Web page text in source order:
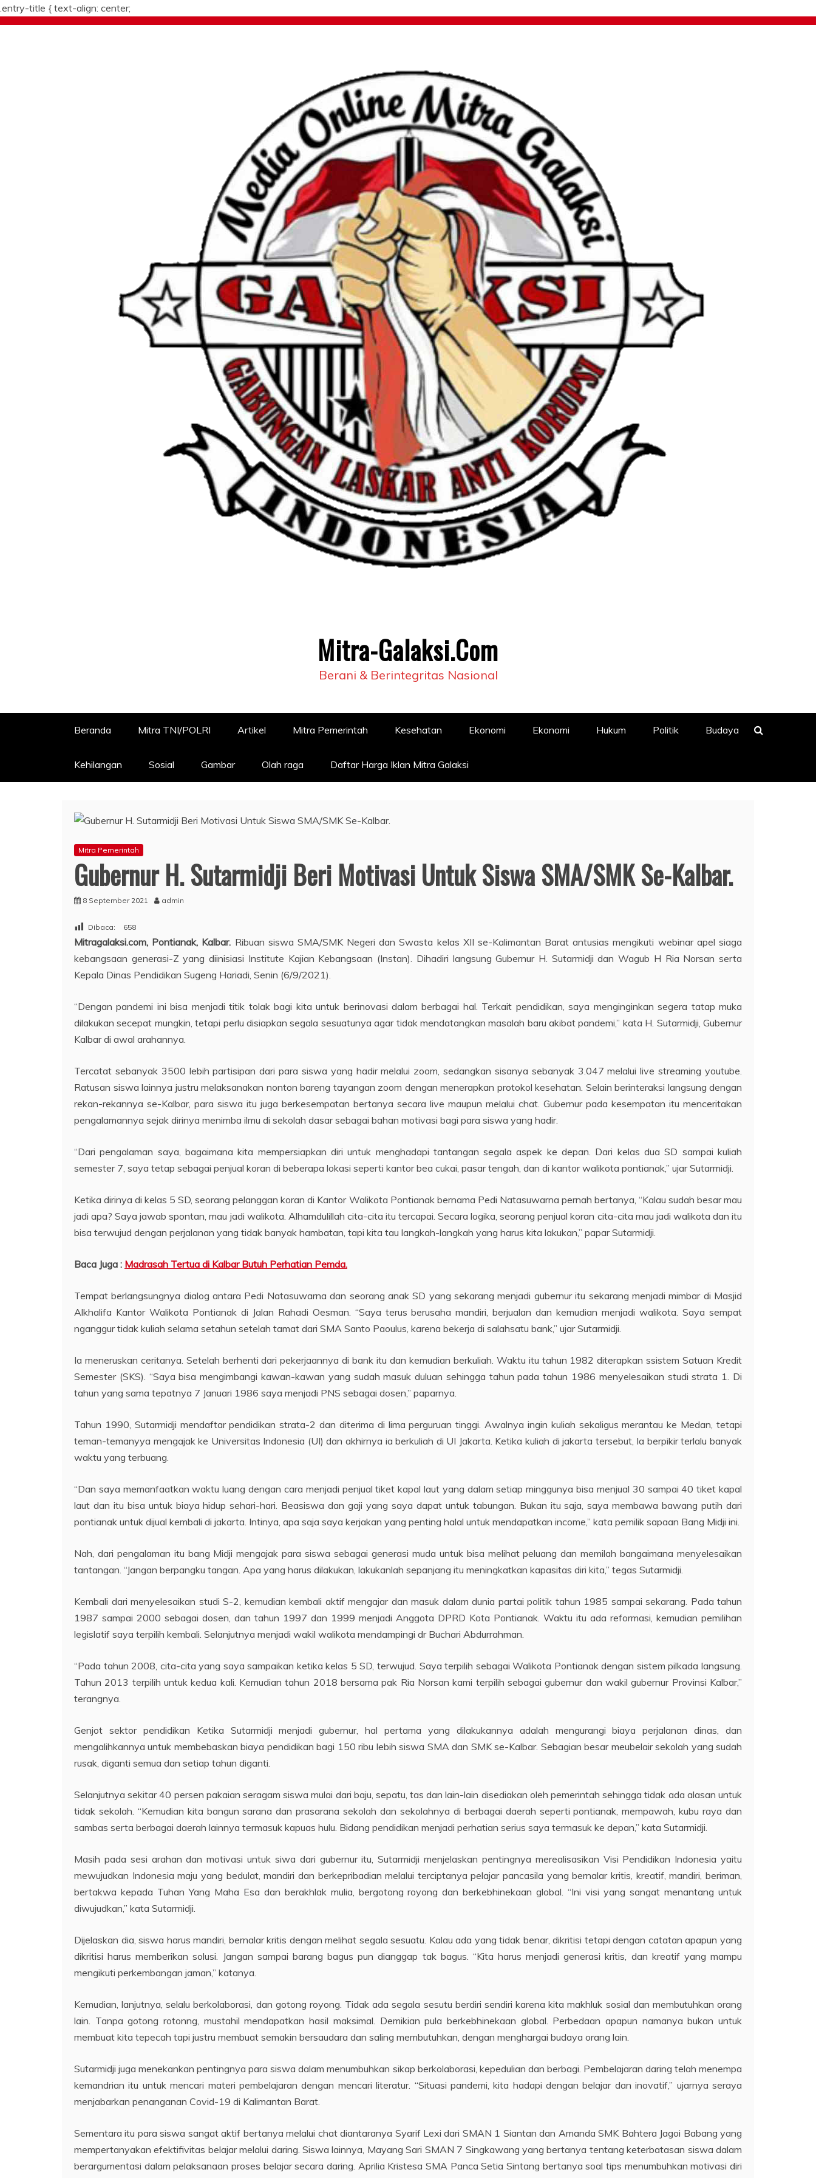
.entry-title { text-align: center;
Skip
Mitra-Galaksi.Com
Berani & Berintegritas Nasional
Beranda Mitra TNI/POLRI Artikel Mitra Pemerintah Kesehatan Ekonomi Ekonomi Hukum Politik Budaya
Kehilangan Sosial Gambar Olah raga Daftar Harga Iklan Mitra Galaksi
Mitra Pemerintah
Gubernur H. Sutarmidji Beri Motivasi Untuk Siswa SMA/SMK Se-Kalbar.
8 September 2021 admin
Dibaca: 658
Mitragalaksi.com, Pontianak, Kalbar. Ribuan siswa SMA/SMK Negeri dan Swasta kelas XII se-Kalimantan Barat antusias mengikuti webinar apel siaga
kebangsaan generasi-Z yang diinisiasi Institute Kajian Kebangsaan (Instan). Dihadiri langsung Gubernur H. Sutarmidji dan Wagub H Ria Norsan serta
Kepala Dinas Pendidikan Sugeng Hariadi, Senin (6/9/2021).
“Dengan pandemi ini bisa menjadi titik tolak bagi kita untuk berinovasi dalam berbagai hal. Terkait pendidikan, saya menginginkan segera tatap muka
dilakukan secepat mungkin, tetapi perlu disiapkan segala sesuatunya agar tidak mendatangkan masalah baru akibat pandemi,” kata H. Sutarmidji, Gubernur
Kalbar di awal arahannya.
Tercatat sebanyak 3500 lebih partisipan dari para siswa yang hadir melalui zoom, sedangkan sisanya sebanyak 3.047 melalui live streaming youtube.
Ratusan siswa lainnya justru melaksanakan nonton bareng tayangan zoom dengan menerapkan protokol kesehatan. Selain berinteraksi langsung dengan
rekan-rekannya se-Kalbar, para siswa itu juga berkesempatan bertanya secara live maupun melalui chat. Gubernur pada kesempatan itu menceritakan
pengalamannya sejak dirinya menimba ilmu di sekolah dasar sebagai bahan motivasi bagi para siswa yang hadir.
“Dari pengalaman saya, bagaimana kita mempersiapkan diri untuk menghadapi tantangan segala aspek ke depan. Dari kelas dua SD sampai kuliah
semester 7, saya tetap sebagai penjual koran di beberapa lokasi seperti kantor bea cukai, pasar tengah, dan di kantor walikota pontianak,” ujar Sutarmidji.
Ketika dirinya di kelas 5 SD, seorang pelanggan koran di Kantor Walikota Pontianak bernama Pedi Natasuwarna pernah bertanya, “Kalau sudah besar mau
jadi apa? Saya jawab spontan, mau jadi walikota. Alhamdulillah cita-cita itu tercapai. Secara logika, seorang penjual koran cita-cita mau jadi walikota dan itu
bisa terwujud dengan perjalanan yang tidak banyak hambatan, tapi kita tau langkah-langkah yang harus kita lakukan,” papar Sutarmidji.
Baca Juga : Madrasah Tertua di Kalbar Butuh Perhatian Pemda.
Tempat berlangsungnya dialog antara Pedi Natasuwarna dan seorang anak SD yang sekarang menjadi gubernur itu sekarang menjadi mimbar di Masjid
Alkhalifa Kantor Walikota Pontianak di Jalan Rahadi Oesman. “Saya terus berusaha mandiri, berjualan dan kemudian menjadi walikota. Saya sempat
nganggur tidak kuliah selama setahun setelah tamat dari SMA Santo Paoulus, karena bekerja di salahsatu bank,” ujar Sutarmidji.
Ia meneruskan ceritanya. Setelah berhenti dari pekerjaannya di bank itu dan kemudian berkuliah. Waktu itu tahun 1982 diterapkan ssistem Satuan Kredit
Semester (SKS). “Saya bisa mengimbangi kawan-kawan yang sudah masuk duluan sehingga tahun pada tahun 1986 menyelesaikan studi strata 1. Di
tahun yang sama tepatnya 7 Januari 1986 saya menjadi PNS sebagai dosen,” paparnya.
Tahun 1990, Sutarmidji mendaftar pendidikan strata-2 dan diterima di lima perguruan tinggi. Awalnya ingin kuliah sekaligus merantau ke Medan, tetapi
teman-temanyya mengajak ke Universitas Indonesia (UI) dan akhirnya ia berkuliah di UI Jakarta. Ketika kuliah di jakarta tersebut, Ia berpikir terlalu banyak
waktu yang terbuang.
“Dan saya memanfaatkan waktu luang dengan cara menjadi penjual tiket kapal laut yang dalam setiap minggunya bisa menjual 30 sampai 40 tiket kapal
laut dan itu bisa untuk biaya hidup sehari-hari. Beasiswa dan gaji yang saya dapat untuk tabungan. Bukan itu saja, saya membawa bawang putih dari
pontianak untuk dijual kembali di jakarta. Intinya, apa saja saya kerjakan yang penting halal untuk mendapatkan income,” kata pemilik sapaan Bang Midji ini.
Nah, dari pengalaman itu bang Midji mengajak para siswa sebagai generasi muda untuk bisa melihat peluang dan memilah bangaimana menyelesaikan
tantangan. “Jangan berpangku tangan. Apa yang harus dilakukan, lakukanlah sepanjang itu meningkatkan kapasitas diri kita,” tegas Sutarmidji.
Kembali dari menyelesaikan studi S-2, kemudian kembali aktif mengajar dan masuk dalam dunia partai politik tahun 1985 sampai sekarang. Pada tahun
1987 sampai 2000 sebagai dosen, dan tahun 1997 dan 1999 menjadi Anggota DPRD Kota Pontianak. Waktu itu ada reformasi, kemudian pemilihan
legislatif saya terpilih kembali. Selanjutnya menjadi wakil walikota mendampingi dr Buchari Abdurrahman.
“Pada tahun 2008, cita-cita yang saya sampaikan ketika kelas 5 SD, terwujud. Saya terpilih sebagai Walikota Pontianak dengan sistem pilkada langsung.
Tahun 2013 terpilih untuk kedua kali. Kemudian tahun 2018 bersama pak Ria Norsan kami terpilih sebagai gubernur dan wakil gubernur Provinsi Kalbar,”
terangnya.
Genjot sektor pendidikan Ketika Sutarmidji menjadi gubernur, hal pertama yang dilakukannya adalah mengurangi biaya perjalanan dinas, dan
mengalihkannya untuk membebaskan biaya pendidikan bagi 150 ribu lebih siswa SMA dan SMK se-Kalbar. Sebagian besar meubelair sekolah yang sudah
rusak, diganti semua dan setiap tahun diganti.
Selanjutnya sekitar 40 persen pakaian seragam siswa mulai dari baju, sepatu, tas dan lain-lain disediakan oleh pemerintah sehingga tidak ada alasan untuk
tidak sekolah. “Kemudian kita bangun sarana dan prasarana sekolah dan sekolahnya di berbagai daerah seperti pontianak, mempawah, kubu raya dan
sambas serta berbagai daerah lainnya termasuk kapuas hulu. Bidang pendidikan menjadi perhatian serius saya termasuk ke depan,” kata Sutarmidji.
Masih pada sesi arahan dan motivasi untuk siwa dari gubernur itu, Sutarmidji menjelaskan pentingnya merealisasikan Visi Pendidikan Indonesia yaitu
mewujudkan Indonesia maju yang bedulat, mandiri dan berkepribadian melalui terciptanya pelajar pancasila yang bernalar kritis, kreatif, mandiri, beriman,
bertakwa kepada Tuhan Yang Maha Esa dan berakhlak mulia, bergotong royong dan berkebhinekaan global. “Ini visi yang sangat menantang untuk
diwujudkan,” kata Sutarmidji.
Dijelaskan dia, siswa harus mandiri, bernalar kritis dengan melihat segala sesuatu. Kalau ada yang tidak benar, dikritisi tetapi dengan catatan apapun yang
dikritisi harus memberikan solusi. Jangan sampai barang bagus pun dianggap tak bagus. “Kita harus menjadi generasi kritis, dan kreatif yang mampu
mengikuti perkembangan jaman,” katanya.
Kemudian, lanjutnya, selalu berkolaborasi, dan gotong royong. Tidak ada segala sesutu berdiri sendiri karena kita makhluk sosial dan membutuhkan orang
lain. Tanpa gotong rotonng, mustahil mendapatkan hasil maksimal. Demikian pula berkebhinekaan global. Perbedaan apapun namanya bukan untuk
membuat kita tepecah tapi justru membuat semakin bersaudara dan saling membutuhkan, dengan menghargai budaya orang lain.
Sutarmidji juga menekankan pentingnya para siswa dalam menumbuhkan sikap berkolaborasi, kepedulian dan berbagi. Pembelajaran daring telah menempa
kemandrian itu untuk mencari materi pembelajaran dengan mencari literatur. “Situasi pandemi, kita hadapi dengan belajar dan inovatif,” ujarnya seraya
menjabarkan penanganan Covid-19 di Kalimantan Barat.
Sementara itu para siswa sangat aktif bertanya melalui chat diantaranya Syarif Lexi dari SMAN 1 Siantan dan Amanda SMK Bahtera Jagoi Babang yang
mempertanyakan efektifivitas belajar melalui daring. Siswa lainnya, Mayang Sari SMAN 7 Singkawang yang bertanya tentang keterbatasan siswa dalam
berargumentasi dalam pelaksanaan proses belajar secara daring. Aprilia Kristesa SMA Panca Setia Sintang bertanya soal tips menumbuhkan motivasi diri